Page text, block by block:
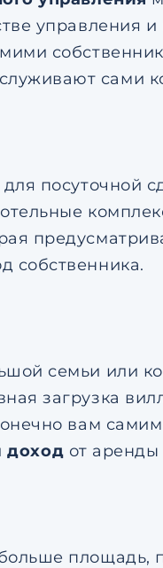
управления и
сами
посуточной
собственника.
семьи или
загрузка
вам самим
доход от
площадь,